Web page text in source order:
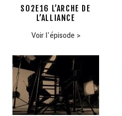
S02E16 L’ARCHE DE
L’ALLIANCE
Voir l'épisode >